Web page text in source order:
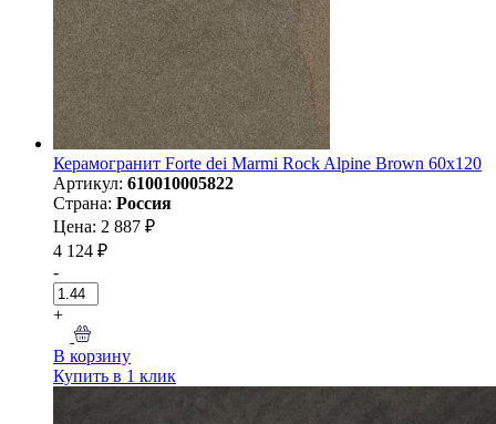
Керамогранит Forte dei Marmi Rock Alpine Brown 60x120
Артикул: 610010005822
Страна: Россия
Цена: 2 887 ₽
4 124 ₽
-
+
В корзину
Купить в 1 клик